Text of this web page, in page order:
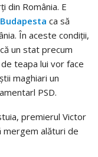
din România. E
ca să
În aceste condiţii,
un stat precum
teapa lui vor face
maghiari un
PSD.
premierul Victor
mergem alături de